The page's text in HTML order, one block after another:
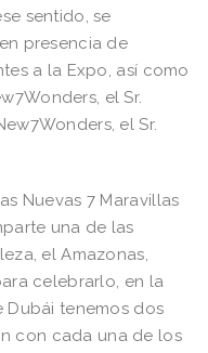
sentido, se
presencia de
a la Expo, así como
el Sr.
el Sr.
Nuevas 7 Maravillas
una de las
el Amazonas,
celebrarlo, en la
Dubái tenemos dos
con cada una de los